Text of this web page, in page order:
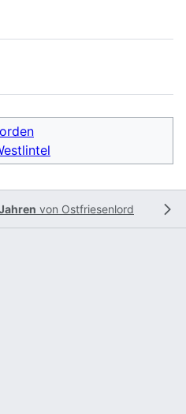
von Ostfriesenlord